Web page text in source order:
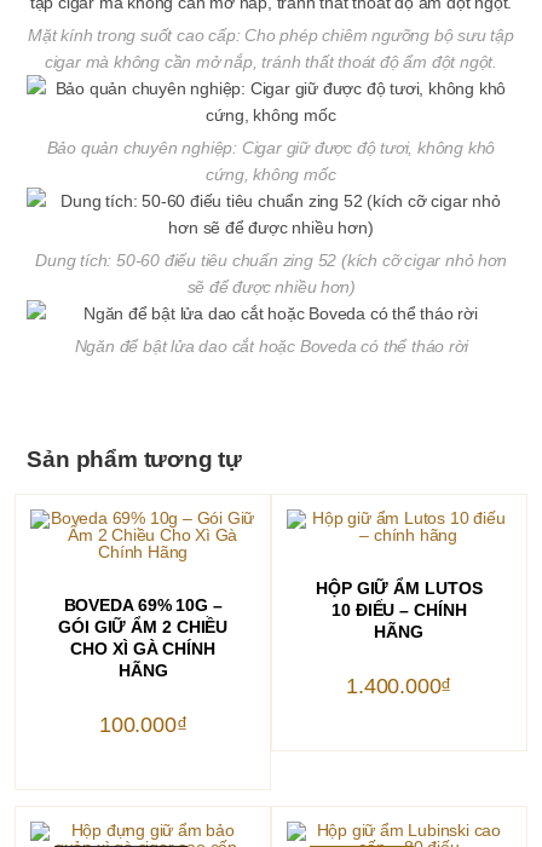
Mặt kính trong suốt cao cấp: Cho phép chiêm ngưỡng bộ sưu tập
cigar mà không cần mở nắp, tránh thất thoát độ ẩm đột ngột.
Bảo quản chuyên nghiệp: Cigar giữ được độ tươi, không khô
cứng, không mốc
Dung tích: 50-60 điếu tiêu chuẩn zing 52 (kích cỡ cigar nhỏ hơn
sẽ để được nhiều hơn)
Ngăn để bật lửa dao cắt hoặc Boveda có thể tháo rời
Sản phẩm tương tự
BOVEDA 69% 10G –
GÓI GIỮ ẨM 2 CHIỀU
CHO XÌ GÀ CHÍNH
HÃNG
100.000₫
THÊM VÀO GIỎ HÀNG
HỘP GIỮ ẨM LUTOS
10 ĐIẾU – CHÍNH
HÃNG
1.400.000₫